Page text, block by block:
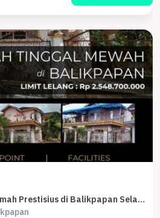
Kesempatan Langka, rumah Prestisius di Balikpapan Selatan, Balikpapan, LB 624m²